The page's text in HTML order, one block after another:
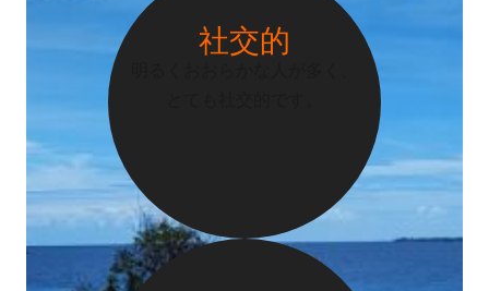
社交的